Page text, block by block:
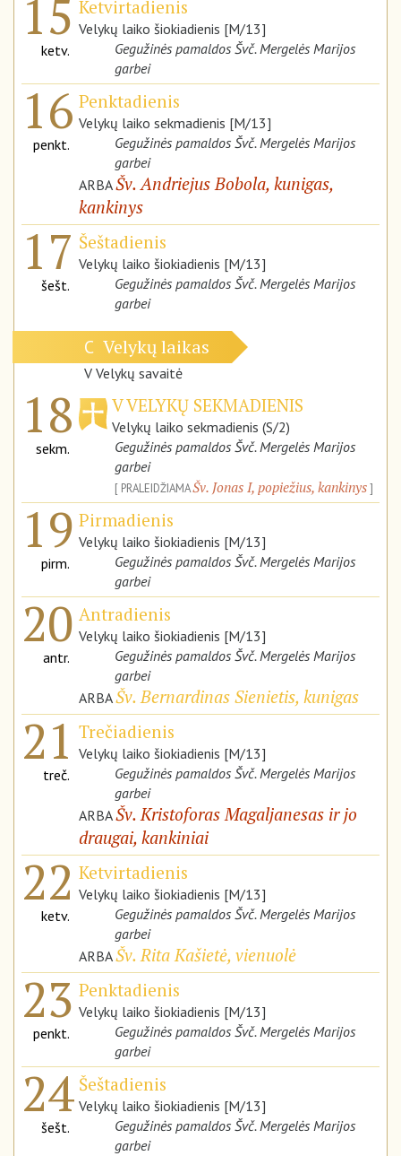
15
ketv.
Ketvirtadienis
Velykų laiko šiokiadienis [M/13]
Gegužinės pamaldos Švč. Mergelės Marijos
garbei
16
penkt.
Penktadienis
Velykų laiko sekmadienis [M/13]
Gegužinės pamaldos Švč. Mergelės Marijos
garbei
ARBAŠv. Andriejus Bobola, kunigas,
kankinys
17
šešt.
Šeštadienis
Velykų laiko šiokiadienis [M/13]
Gegužinės pamaldos Švč. Mergelės Marijos
garbei
C Velykų laikas
V Velykų savaitė
18
sekm.
V VELYKŲ SEKMADIENIS
Velykų laiko sekmadienis (S/2)
Gegužinės pamaldos Švč. Mergelės Marijos
garbei
PRALEIDŽIAMAŠv. Jonas I, popiežius, kankinys
19
pirm.
Pirmadienis
Velykų laiko šiokiadienis [M/13]
Gegužinės pamaldos Švč. Mergelės Marijos
garbei
20
antr.
Antradienis
Velykų laiko šiokiadienis [M/13]
Gegužinės pamaldos Švč. Mergelės Marijos
garbei
ARBAŠv. Bernardinas Sienietis, kunigas
21
treč.
Trečiadienis
Velykų laiko šiokiadienis [M/13]
Gegužinės pamaldos Švč. Mergelės Marijos
garbei
ARBAŠv. Kristoforas Magaljanesas ir jo
draugai, kankiniai
22
ketv.
Ketvirtadienis
Velykų laiko šiokiadienis [M/13]
Gegužinės pamaldos Švč. Mergelės Marijos
garbei
ARBAŠv. Rita Kašietė, vienuolė
23
penkt.
Penktadienis
Velykų laiko šiokiadienis [M/13]
Gegužinės pamaldos Švč. Mergelės Marijos
garbei
24
šešt.
Šeštadienis
Velykų laiko šiokiadienis [M/13]
Gegužinės pamaldos Švč. Mergelės Marijos
garbei